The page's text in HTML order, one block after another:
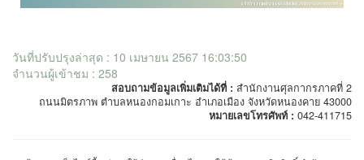
วันที่ปรับปรุงล่าสุด : 10 เมษายน 2567 16:03:50
จำนวนผู้เข้าชม : 258
สอบถามข้อมูลเพิ่มเติมได้ที่ : สำนักงานศุลกากรภาคที่ 2
ถนนมิตรภาพ ตำบลหนองกอมเกาะ อำเภอเมือง จังหวัดหนองคาย 43000
หมายเลขโทรศัพท์ : 042-411715